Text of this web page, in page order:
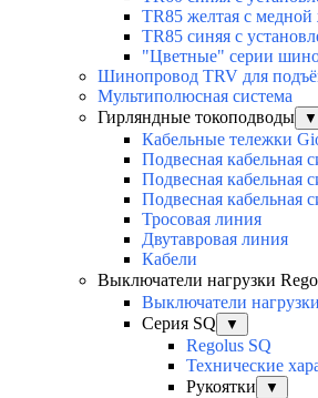
TR85 желтая с
TR85 синяя с
"Цветные" серии
Шинопровод TRV для
Мультиполюсная система
Гирляндные токоподводы
▼
Кабельные тележки
Подвесная кабельная
Подвесная кабельная
Подвесная кабельная
Тросовая линия
Двутавровая линия
Кабели
Выключатели нагрузки
Выключатели
Серия SQ
▼
Regolus SQ
Технические
Рукоятки
▼